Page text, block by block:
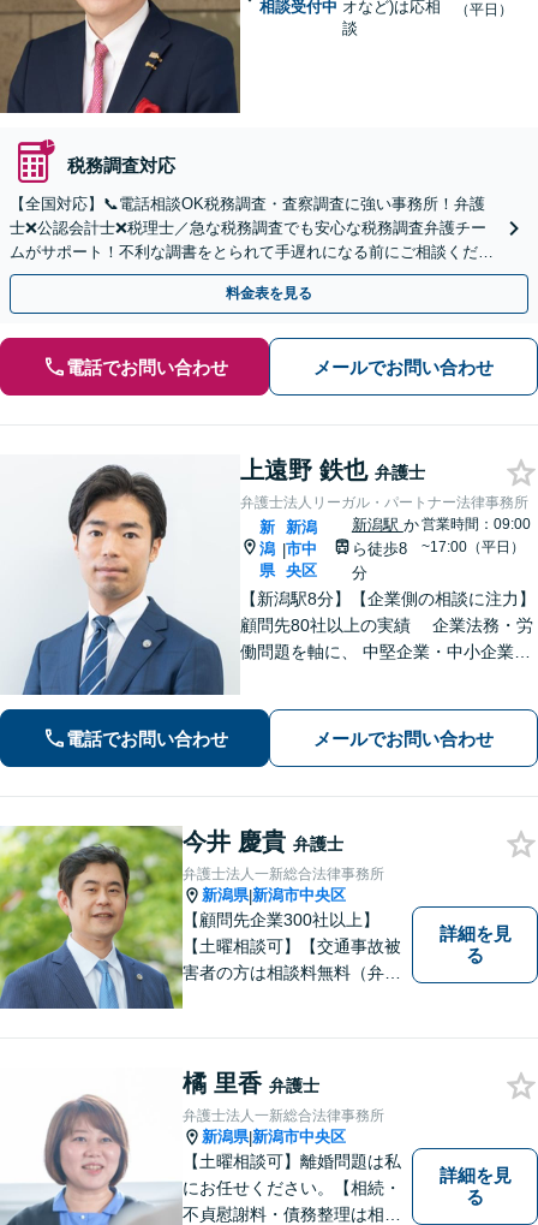
相談受付中 オなど)は応相
談
（平日）
税務調査対応
【全国対応】📞電話相談OK税務調査・査察調査に強い事務所！弁護
士❌公認会計士❌税理士／急な税務調査でも安心な税務調査弁護チー
ムがサポート！不利な調書をとられて手遅れになる前にご相談くださ
い。
料金表を見る
電話でお問い合わせ メールでお問い合わせ
上遠野 鉄也 弁護士
弁護士法人リーガル・パートナー法律事務所
新
潟
県
|
新潟
市中
央区
新潟駅 か
ら徒歩8
分
営業時間：09:00
~17:00（平日）
【新潟駅8分】【企業側の相談に注力】
顧問先80社以上の実績 企業法務・労
働問題を軸に、 中堅企業・中小企業・
支える経営者の参謀としてサポートし
ます。 お気軽にご相談ください。
電話でお問い合わせ メールでお問い合わせ
今井 慶貴 弁護士
弁護士法人一新総合法律事務所
新潟県|新潟市中央区
【顧問先企業300社以上】
【土曜相談可】【交通事故被
害者の方は相談料無料（弁護
無料】
詳細を見
る
橘 里香 弁護士
弁護士法人一新総合法律事務所
新潟県|新潟市中央区
【土曜相談可】離婚問題は私
にお任せください。【相続・
不貞慰謝料・債務整理は相談
詳細を見
る